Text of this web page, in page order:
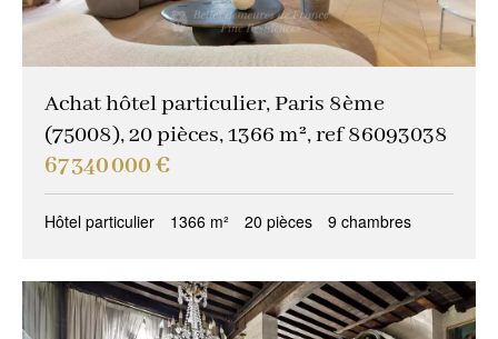
Achat hôtel particulier, Paris 8ème
(75008), 20 pièces, 1366 m², ref 86093038
67 340 000 €
Hôtel particulier 1366 m² 20 pièces 9 chambres